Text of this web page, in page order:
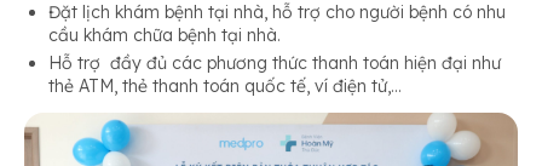
Đặt lịch khám bệnh tại nhà, hỗ trợ cho người bệnh có nhu
cầu khám chữa bệnh tại nhà.
Hỗ trợ đầy đủ các phương thức thanh toán hiện đại như
thẻ ATM, thẻ thanh toán quốc tế, ví điện tử,…